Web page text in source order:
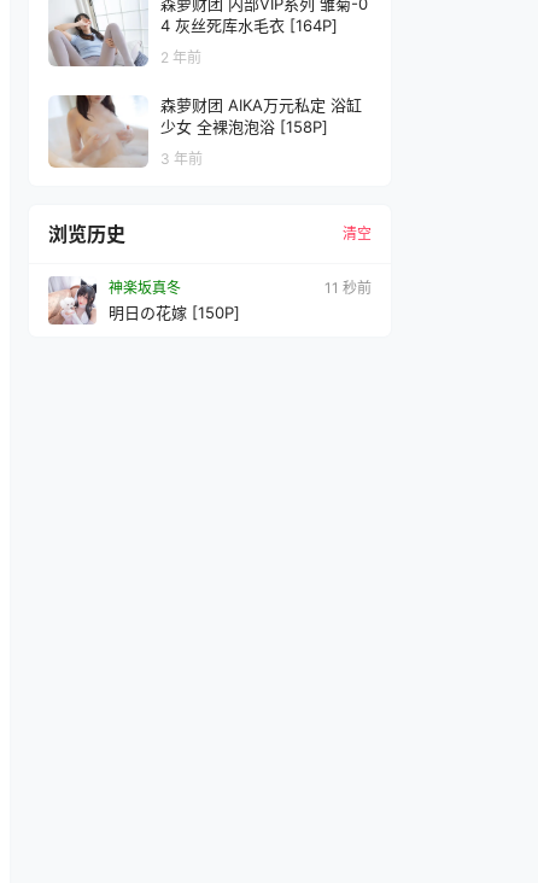
4 灰丝死库水毛衣 [164P]
2 年前
森萝财团 AIKA万元私定 浴缸
少女 全裸泡泡浴 [158P]
3 年前
浏览历史 清空
神楽坂真冬 14 秒前
明日の花嫁 [150P]